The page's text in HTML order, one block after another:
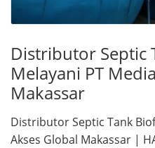
Distributor Septic
Melayani PT
Makassar
Distributor Septic Tank
Akses Global Makassar |